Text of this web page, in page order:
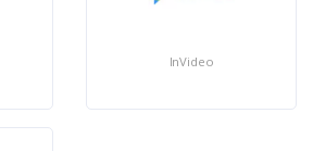
InVideo